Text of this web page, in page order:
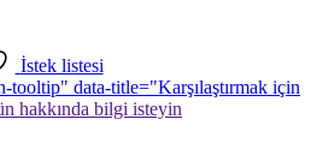
İstek listesi
tooltip" data-title="Karşılaştırmak için
hakkında bilgi isteyin